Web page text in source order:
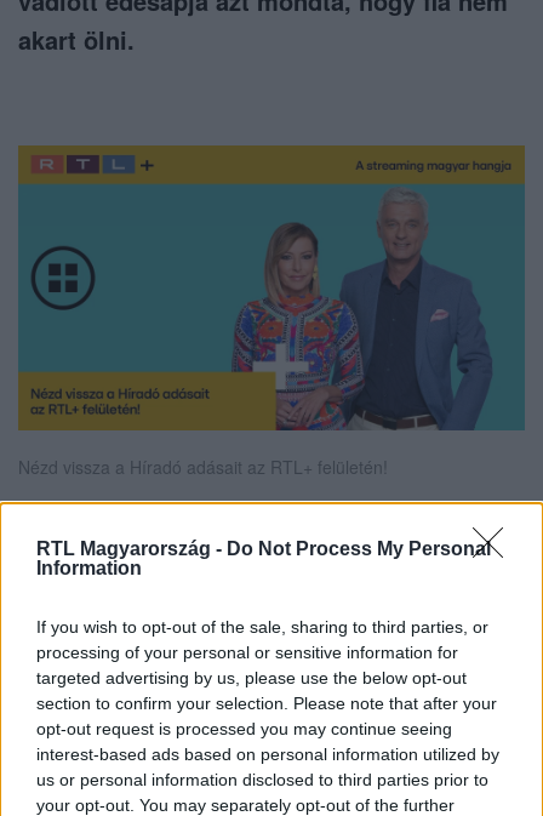
RTL Magyarország - Do Not Process My Personal
Information
If you wish to opt-out of the sale, sharing to third parties, or
processing of your personal or sensitive information for
targeted advertising by us, please use the below opt-out
section to confirm your selection. Please note that after your
opt-out request is processed you may continue seeing
interest-based ads based on personal information utilized by
us or personal information disclosed to third parties prior to
your opt-out. You may separately opt-out of the further
akart ölni.
Nézd vissza a Híradó adásait az RTL+ felületén!
Itt állítsd be, hogy az RTL.hu az elsők között